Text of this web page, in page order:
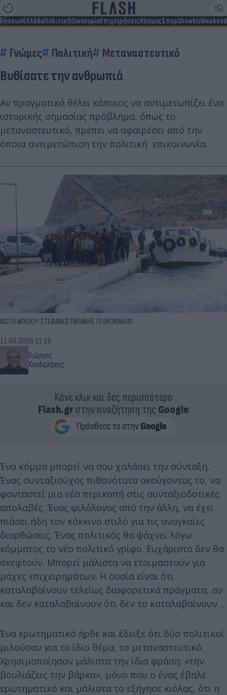
ΕλλάδαΠολιτικήΟικονομίαΕπιχειρήσειςΚόσμοςΣπορShowbizWeekend
Γνώμες Πολιτική Μεταναστευτικό
Βυθίσατε την ανθρωπιά
Αν πραγματικά θέλει κάποιος να αντιμετωπίζει ένα
ιστορικής σημασίας πρόβλημα, όπως το
μεταναστευτικό, πρέπει να αφαιρέσει από την
όποια αντιμετώπιση την πολιτική επικοινωνία.
ΦΩΤΟ ΑΡΧΕΙΟΥ: ΣΤΕΦΑΝΟΣ ΡΑΠΑΝΗΣ / EUROKINISSI
Γιώργος
Χουδαλάκης
11.06.2026 11:19
Κάνε κλικ και δες περισσότερο
Flash.grστην αναζήτηση της Google
Ένα κόμμα μπορεί να σου χαλάσει την σύνταξη.
Ένας συνταξιούχος πιθανότατα ακούγοντας το, να
φανταστεί μια νέα περικοπή στις συνταξιοδοτικές
απολαβές. Ένας φιλόλογος από την άλλη, να έχει
πιάσει ήδη τον κόκκινο στιλό για τις αναγκαίες
διορθώσεις. Ένας πολιτικός θα ψάχνει λόγω
κόμματος το νέο πολιτικό γρίφο. Ευχάριστο δεν θα
σκεφτούν. Μπορεί μάλιστα να ετοιμαστούν για
μάχες επιχειρημάτων. Η ουσία είναι ότι
καταλαβαίνουν τελείως διαφορετικά πράγματα, αν
και δεν καταλαβαίνουν ότι δεν το καταλαβαίνουν…
Ένα ερωτηματικό ήρθε και έδειξε ότι δύο πολιτικοί
μιλούσαν για το ίδιο θέμα, το μεταναστευτικό.
Χρησιμοποίησαν μάλιστα την ίδια φράση: «την
βουλιάζεις την βάρκα», μόνο που ο ένας έβαλε
ερωτηματικό και μάλιστα το εξήγησε κιόλας, ότι η